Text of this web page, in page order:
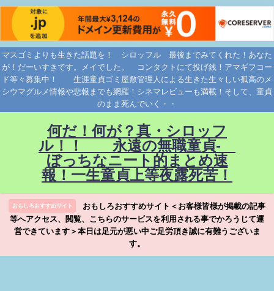
マスゴミよりも生きた話題を！ シロッフル 最後までみてくれた！あなた
が！だーいすきです。メイでした。 コンタクトにて投げ銭！アマギフコー
ド等々募集中！ 生涯童貞ゴミ屋敷管理人による生きた生々しい孤高のメ
シウマグルメ情報や悲報までも網羅！シネマレビューも満載！そして、童貞
のまま死んでいく・・
何だ！何が？真・シロッフ
ル！！ 永遠の無職童貞-
ぼっちなニート的まとめ速
報！一生童貞上等夜露死苦！
おもしろおすすめサイト
おもしろおすすめサイト＜お客様皆様が掲載の記事
等へアクセス、閲覧、こちらのサービスを利用される事でかろうじて運
営できています＞本日は足元が悪い中ご足労頂き誠に有難うございま
す。